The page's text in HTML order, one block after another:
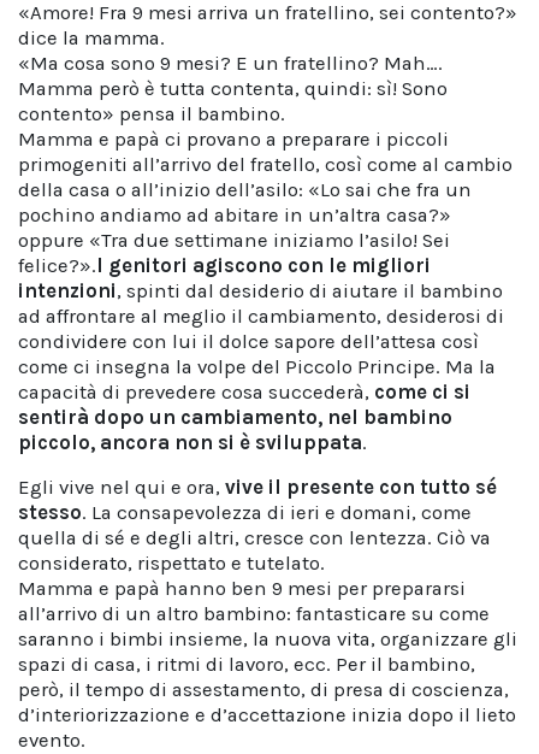
«Amore! Fra 9 mesi arriva un fratellino, sei contento?»
dice la mamma.
«Ma cosa sono 9 mesi? E un fratellino? Mah….
Mamma però è tutta contenta, quindi: sì! Sono
contento» pensa il bambino.
Mamma e papà ci provano a preparare i piccoli
primogeniti all’arrivo del fratello, così come al cambio
della casa o all’inizio dell’asilo: «Lo sai che fra un
pochino andiamo ad abitare in un’altra casa?»
oppure «Tra due settimane iniziamo l’asilo! Sei
felice?». I genitori agiscono con le migliori
intenzioni, spinti dal desiderio di aiutare il bambino
ad affrontare al meglio il cambiamento, desiderosi di
condividere con lui il dolce sapore dell’attesa così
come ci insegna la volpe del Piccolo Principe. Ma la
capacità di prevedere cosa succederà, come ci si
sentirà dopo un cambiamento, nel bambino
piccolo, ancora non si è sviluppata.
Egli vive nel qui e ora, vive il presente con tutto sé
stesso. La consapevolezza di ieri e domani, come
quella di sé e degli altri, cresce con lentezza. Ciò va
considerato, rispettato e tutelato.
Mamma e papà hanno ben 9 mesi per prepararsi
all’arrivo di un altro bambino: fantasticare su come
saranno i bimbi insieme, la nuova vita, organizzare gli
spazi di casa, i ritmi di lavoro, ecc. Per il bambino,
però, il tempo di assestamento, di presa di coscienza,
d’interiorizzazione e d’accettazione inizia dopo il lieto
evento.